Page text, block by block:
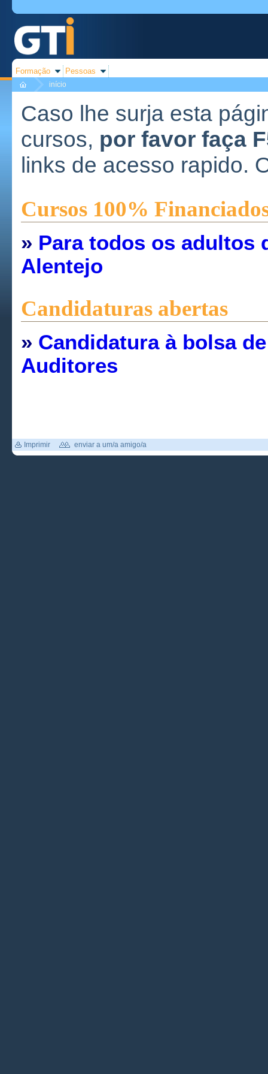
Formação Pessoas
início
Caso lhe surja esta
cursos, por favor faça
links de acesso rapido.
Cursos 100%
» Para todos os adultos
Alentejo
Candidaturas abertas
» Candidatura à bolsa
Auditores
Imprimir enviar a um/a amigo/a